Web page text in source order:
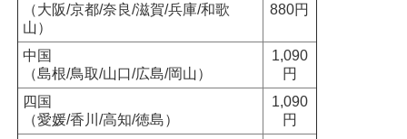
（大阪/京都/奈良/滋賀/兵庫/和歌
山）
880円
中国
（島根/鳥取/山口/広島/岡山）
1,090
円
四国
（愛媛/香川/高知/徳島）
1,090
円